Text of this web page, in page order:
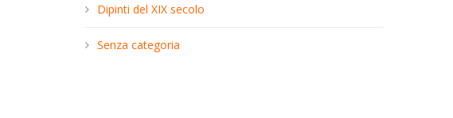
Dipinti del XIX secolo
Senza categoria